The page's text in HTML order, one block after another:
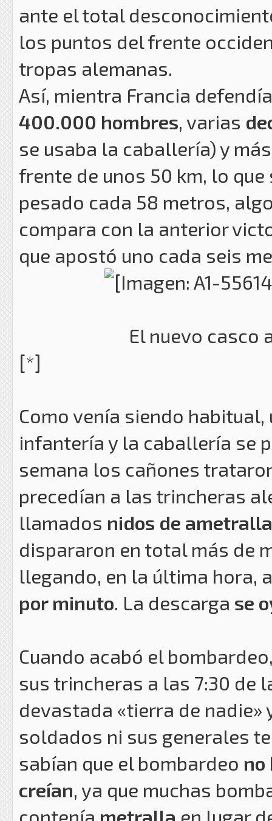
ante el total
los puntos del frente
tropas alemanas.
Así, mientra Francia
400.000 hombres, varias
se usaba la caballería) y
frente de unos 50 km, lo
pesado cada 58 metros,
compara con la anterior
que apostó uno cada seis
El nuevo casco
[*]
Como venía siendo
infantería y la caballería se
semana los cañones
precedían a las trincheras
llamados nidos de
dispararon en total más de
llegando, en la última hora,
por minuto. La descarga se
Cuando acabó el
sus trincheras a las 7:30 de
devastada «tierra de nadie»
soldados ni sus generales
sabían que el bombardeo no
creían, ya que muchas
contenía metralla en lugar